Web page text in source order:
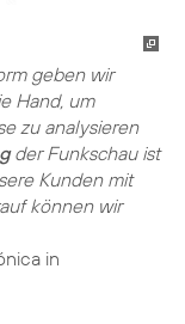
geben wir
Hand, um
zu analysieren
der Funkschau ist
Kunden mit
können wir
in